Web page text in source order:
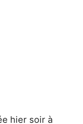
hier soir à